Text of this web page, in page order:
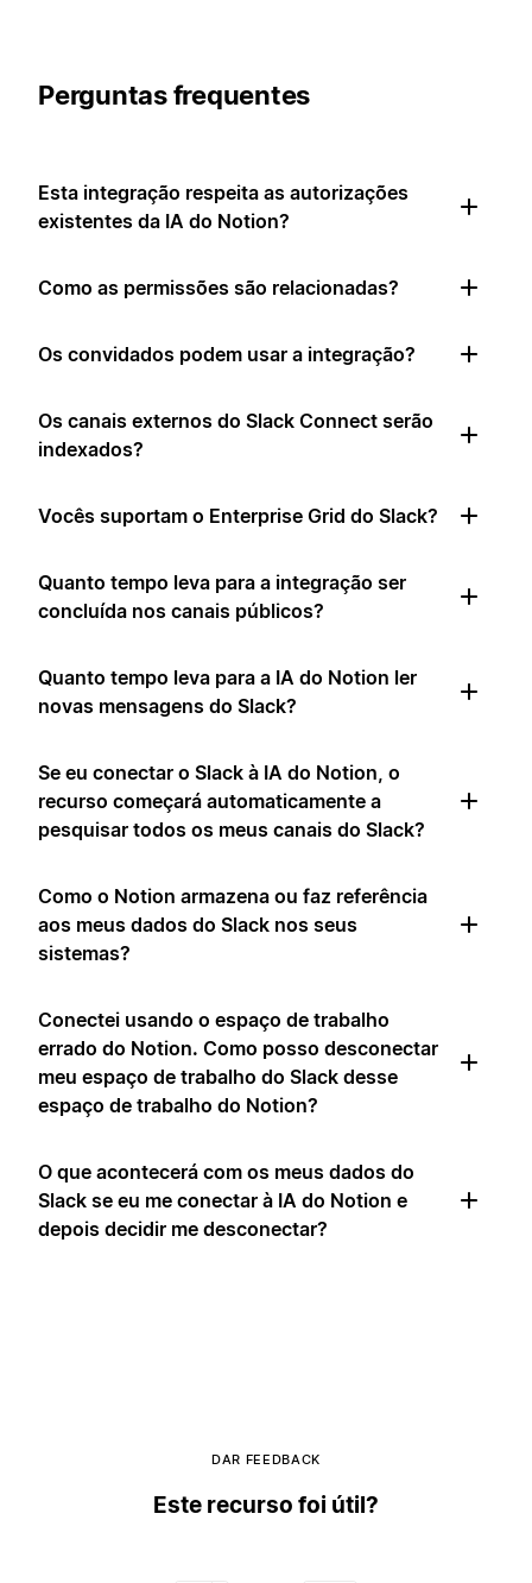
Perguntas frequentes
Esta integração respeita as autorizações
existentes da IA do Notion?
Como as permissões são relacionadas?
Os convidados podem usar a integração?
Os canais externos do Slack Connect serão
indexados?
Vocês suportam o Enterprise Grid do Slack?
Quanto tempo leva para a integração ser
concluída nos canais públicos?
Quanto tempo leva para a IA do Notion ler
novas mensagens do Slack?
Se eu conectar o Slack à IA do Notion, o
recurso começará automaticamente a
pesquisar todos os meus canais do Slack?
Como o Notion armazena ou faz referência
aos meus dados do Slack nos seus
sistemas?
Conectei usando o espaço de trabalho
errado do Notion. Como posso desconectar
meu espaço de trabalho do Slack desse
espaço de trabalho do Notion?
O que acontecerá com os meus dados do
Slack se eu me conectar à IA do Notion e
depois decidir me desconectar?
DAR FEEDBACK
Este recurso foi útil?